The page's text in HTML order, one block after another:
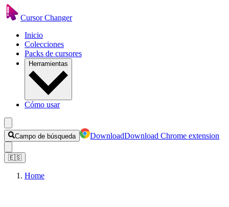
Cursor Changer
Inicio
Colecciones
Packs de cursores
Herramientas
Cómo usar
Campo de búsqueda DownloadDownload Chrome extension
🇪🇸
Home